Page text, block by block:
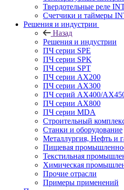
Твердотельные реле
Счетчики и таймеры
Решения и индустрии
Назад
Решения и индустрии
ПЧ серии SPE
ПЧ серии SPK
ПЧ серии SPT
ПЧ серии AX200
ПЧ серии AX300
ПЧ серий AX400/
ПЧ серии AX800
ПЧ серии MDA
Строительный
Станки и оборудование
Металлургия, Нефть и
Пищевая
Текстильная
Химическая
Прочие отрасли
Примеры применений